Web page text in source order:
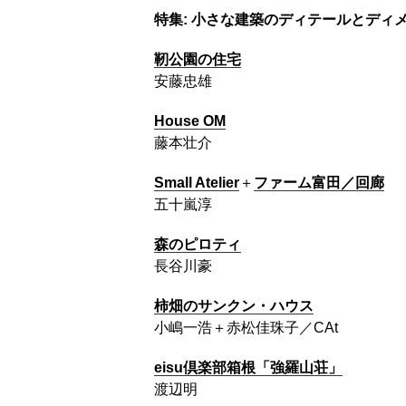
特集: 小さな建築のディテールとディ
靭公園の住宅
安藤忠雄
House OM
藤本壮介
Small Atelier＋ ファーム富田／回廊
五十嵐淳
森のピロティ
長谷川豪
柿畑のサンクン・ハウス
小嶋一浩＋赤松佳珠子／CAt
eisu倶楽部箱根「強羅山荘」
渡辺明